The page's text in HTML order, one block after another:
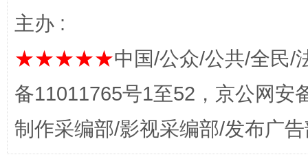
东山县通报“牛蛙产品抗生素超标问题”
主办 :
★★★★★中国/公众/公共/全民/
备11011765号1至52，京公网安
制作采编部/影视采编部/发布广